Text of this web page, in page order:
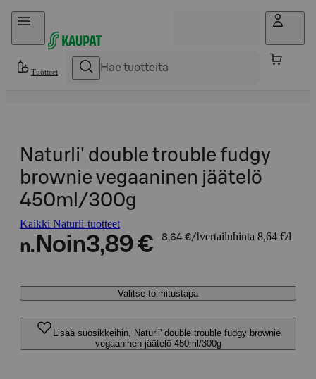
Hyppää sisältöön
Tuotteet
Naturli' double trouble fudgy
brownie vegaaninen jäätelö
450ml/300g
Kaikki Naturli-tuotteet
n. Noin3,89 € 8,64 €/l vertailuhinta 8,64 €/l
Valitse toimitustapa
Lisää suosikkeihin, Naturli' double trouble fudgy brownie
vegaaninen jäätelö 450ml/300g